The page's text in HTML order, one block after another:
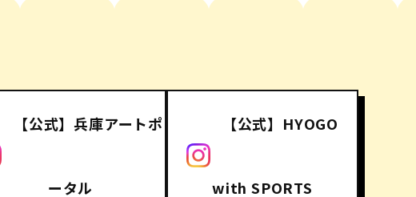
【公式】兵庫アートポ
ータル
【公式】HYOGO
with SPORTS